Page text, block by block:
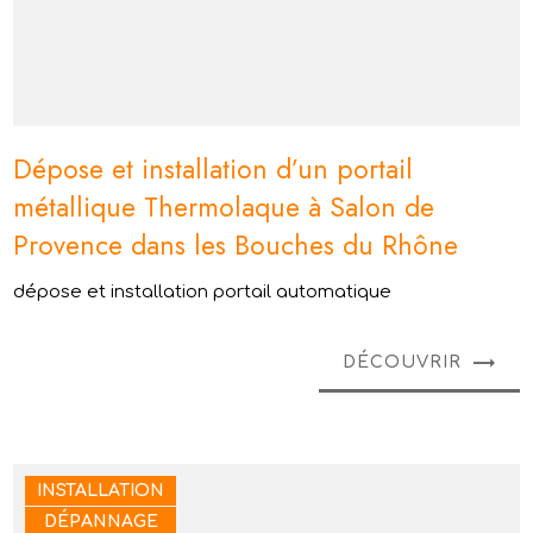
Dépose et installation d’un portail
métallique Thermolaque à Salon de
Provence dans les Bouches du Rhône
dépose et installation portail automatique
DÉCOUVRIR
INSTALLATION
DÉPANNAGE